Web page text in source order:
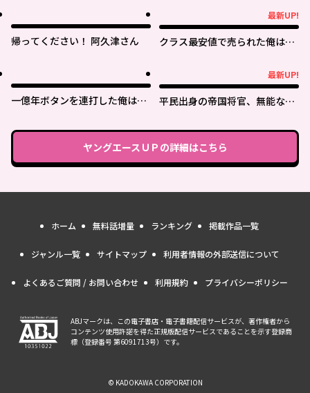
帰ってください！ 阿久津さん
最新UP!
クラス最安値で売られた俺は、
一億年ボタンを連打した俺は、
落第剣士の学院無双～
最新UP!
平民出身の帝国将官、無能な貴
ヤングエースＵＰ の詳細はこちら
ホーム 無料話増量 ランキング 掲載作品一覧
ジャンル一覧 サイトマップ 利用者情報の外部送信について
よくあるご質問 / お問い合わせ 利用規約 プライバシーポリシー
ABJマークは、この電子書店・電子書籍配信サービスが、著作権者から
コンテンツ使用許諾を得た正規版配信サービスであることを示す登録商
標（登録番号 第6091713号）です。
© KADOKAWA CORPORATION